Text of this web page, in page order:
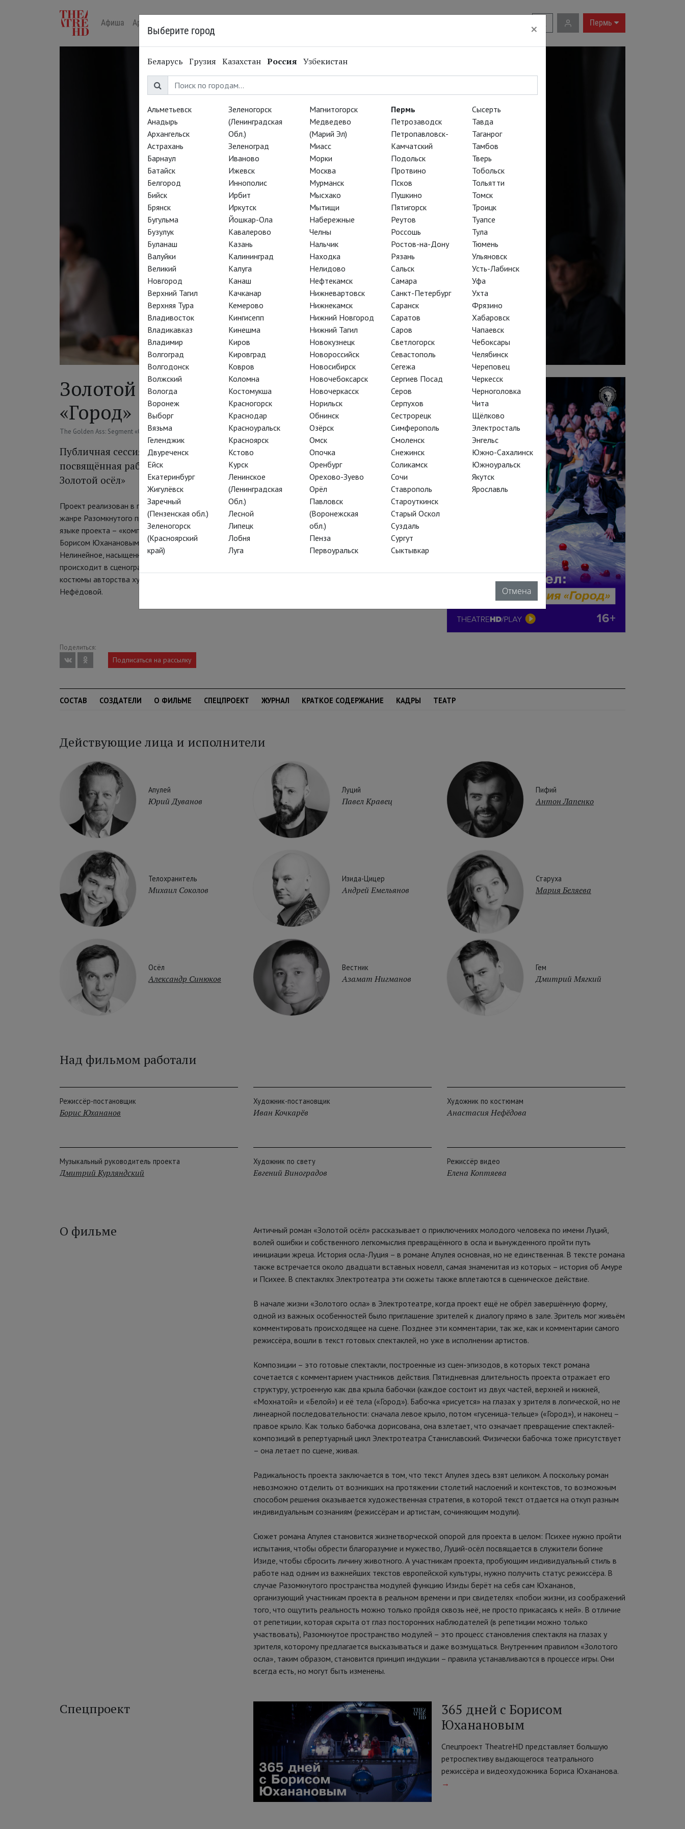
Пермь
Афиша Арт-лекторий в кино
Золотой осёл: Композиция
«Город»
The Golden Ass: Segment «City»
Публичная сессия новопроцессуального проекта Бориса Юхананова,
посвящённая работе над текстом Апулея «Метаморфозы, или
Золотой осёл»
Проект реализован в принципиально новом для отечественной театральной практики
жанре Разомкнутого пространства работы. «Золотой осёл» сегодня – это спектакли (а на
языке проекта – «композиции»), поставленные художественным руководителем театра
Борисом Юханановым в соавторстве с его учениками и артистами Электротеатра.
Нелинейное, насыщенное действие трёх композиций («Мохнатая», «Белая» и «Город»)
происходит в сценографии Ивана Кочкарева, а герои спектаклей одеты в изящные
костюмы авторства художника и многократного лауреата «Золотой маски» Анастасии
Нефёдовой.
Поделиться:
Подписаться на рассылку
СОСТАВ СОЗДАТЕЛИ О ФИЛЬМЕ СПЕЦПРОЕКТ ЖУРНАЛ КРАТКОЕ СОДЕРЖАНИЕ КАДРЫ ТЕАТР
Действующие лица и исполнители
Апулей
Юрий Дуванов
Луций
Павел Кравец
Пифий
Антон Лапенко
Телохранитель
Михаил Соколов
Изида-Цицер
Андрей Емельянов
Старуха
Мария Беляева
Осёл
Александр Синюков
Вестник
Азамат Нигманов
Гем
Дмитрий Мягкий
Над фильмом работали
Режиссёр-постановщик
Борис Юхананов
Художник-постановщик
Иван Кочкарёв
Художник по костюмам
Анастасия Нефёдова
Музыкальный руководитель проекта
Дмитрий Курляндский
Художник по свету
Евгений Виноградов
Режиссёр видео
Елена Коптяева
О фильме
Античный роман «Золотой осёл» рассказывает о приключениях молодого человека по имени Луций,
волей ошибки и собственного легкомыслия превращённого в осла и вынужденного пройти путь
инициации жреца. История осла-Луция – в романе Апулея основная, но не единственная. В тексте романа
также встречается около двадцати вставных новелл, самая знаменитая из которых – история об Амуре
и Психее. В спектаклях Электротеатра эти сюжеты также вплетаются в сценическое действие.
В начале жизни «Золотого осла» в Электротеатре, когда проект ещё не обрёл завершённую форму,
одной из важных особенностей было приглашение зрителей к диалогу прямо в зале. Зритель мог живьём
комментировать происходящее на сцене. Позднее эти комментарии, так же, как и комментарии самого
режиссёра, вошли в текст готовых спектаклей, но уже в исполнении артистов.
Композиции – это готовые спектакли, построенные из сцен-эпизодов, в которых текст романа
сочетается с комментарием участников действия. Пятидневная длительность проекта отражает его
структуру, устроенную как два крыла бабочки (каждое состоит из двух частей, верхней и нижней,
«Мохнатой» и «Белой») и её тела («Город»). Бабочка «рисуется» на глазах у зрителя в логической, но не
линеарной последовательности: сначала левое крыло, потом «гусеница-тельце» («Город»), и наконец –
правое крыло. Как только бабочка дорисована, она взлетает, что означает превращение спектаклей-
композиций в репертуарный цикл Электротеатра Станиславский. Физически бабочка тоже присутствует
– она летает по сцене, живая.
Радикальность проекта заключается в том, что текст Апулея здесь взят целиком. А поскольку роман
невозможно отделить от возникших на протяжении столетий наслоений и контекстов, то возможным
способом решения оказывается художественная стратегия, в которой текст отдается на откуп разным
индивидуальным сознаниям (режиссёрам и артистам, сочиняющим модули).
Сюжет романа Апулея становится жизнетворческой опорой для проекта в целом: Психее нужно пройти
испытания, чтобы обрести благоразумие и мужество, Луций-осёл посвящается в служители богине
Изиде, чтобы сбросить личину животного. А участникам проекта, пробующим индивидуальный стиль в
работе над одним из важнейших текстов европейской культуры, нужно получить статус режиссёра. В
случае Разомкнутого пространства модулей функцию Изиды берёт на себя сам Юхананов,
организующий участникам проекта в реальном времени и при свидетелях «побои жизни, из соображений
того, что ощутить реальность можно только пройдя сквозь неё, не просто прикасаясь к ней». В отличие
от репетиции, которая скрыта от глаз посторонних наблюдателей (в репетиции можно только
участвовать), Разомкнутое пространство модулей – это процесс становления спектакля на глазах у
зрителя, которому предлагается высказываться и даже возмущаться. Внутренним правилом «Золотого
осла», таким образом, становится принцип индукции – правила устанавливаются в процессе игры. Они
всегда есть, но могут быть изменены.
Спецпроект
365 дней с Борисом
Юханановым
Спецпроект TheatreHD представляет большую
ретроспективу выдающегося театрального
режиссёра и видеохудожника Бориса Юхананова.
→
Выберите город ×
Беларусь Грузия Казахстан Россия Узбекистан
Альметьевск
Анадырь
Архангельск
Астрахань
Барнаул
Батайск
Белгород
Бийск
Брянск
Бугульма
Бузулук
Буланаш
Валуйки
Великий
Новгород
Верхний Тагил
Верхняя Тура
Владивосток
Владикавказ
Владимир
Волгоград
Волгодонск
Волжский
Вологда
Воронеж
Выборг
Вязьма
Геленджик
Двуреченск
Ейск
Екатеринбург
Жигулёвск
Заречный
(Пензенская обл.)
Зеленогорск
(Красноярский
край)
Зеленогорск
(Ленинградская
Обл.)
Зеленоград
Иваново
Ижевск
Иннополис
Ирбит
Иркутск
Йошкар-Ола
Кавалерово
Казань
Калининград
Калуга
Канаш
Качканар
Кемерово
Кингисепп
Кинешма
Киров
Кировград
Ковров
Коломна
Костомукша
Красногорск
Краснодар
Красноуральск
Красноярск
Кстово
Курск
Ленинское
(Ленинградская
Обл.)
Лесной
Липецк
Лобня
Луга
Магнитогорск
Медведево
(Марий Эл)
Миасс
Морки
Москва
Мурманск
Мысхако
Мытищи
Набережные
Челны
Нальчик
Находка
Нелидово
Нефтекамск
Нижневартовск
Нижнекамск
Нижний Новгород
Нижний Тагил
Новокузнецк
Новороссийск
Новосибирск
Новочебоксарск
Новочеркасск
Норильск
Обнинск
Озёрск
Омск
Опочка
Оренбург
Орехово-Зуево
Орёл
Павловск
(Воронежская
обл.)
Пенза
Первоуральск
Пермь
Петрозаводск
Петропавловск-
Камчатский
Подольск
Протвино
Псков
Пушкино
Пятигорск
Реутов
Россошь
Ростов-на-Дону
Рязань
Сальск
Самара
Санкт-Петербург
Саранск
Саратов
Саров
Светлогорск
Севастополь
Сегежа
Сергиев Посад
Серов
Серпухов
Сестрорецк
Симферополь
Смоленск
Снежинск
Соликамск
Сочи
Ставрополь
Староуткинск
Старый Оскол
Суздаль
Сургут
Сыктывкар
Сысерть
Тавда
Таганрог
Тамбов
Тверь
Тобольск
Тольятти
Томск
Троицк
Туапсе
Тула
Тюмень
Ульяновск
Усть-Лабинск
Уфа
Ухта
Фрязино
Хабаровск
Чапаевск
Чебоксары
Челябинск
Череповец
Черкесск
Черноголовка
Чита
Щёлково
Электросталь
Энгельс
Южно-Сахалинск
Южноуральск
Якутск
Ярославль
Отмена